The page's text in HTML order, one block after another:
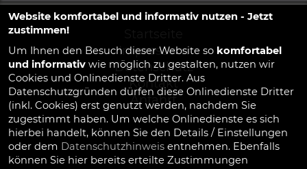
Impressum
Datenschutz
Kontakt
Anfahrt
Website komfortabel und informativ nutzen - Jetzt
zustimmen!
Um Ihnen den Besuch dieser Website so komfortabel
und informativwie möglich zu gestalten, nutzen wir
Cookies und Onlinedienste Dritter. Aus
Datenschutzgründen dürfen diese Onlinedienste Dritter
(inkl. Cookies) erst genutzt werden, nachdem Sie
zugestimmt haben. Um welche Onlinedienste es sich
hierbei handelt, können Sie den Details / Einstellungen
oder dem Datenschutzhinweisentnehmen. Ebenfalls
können Sie hier bereits erteilte Zustimmungen